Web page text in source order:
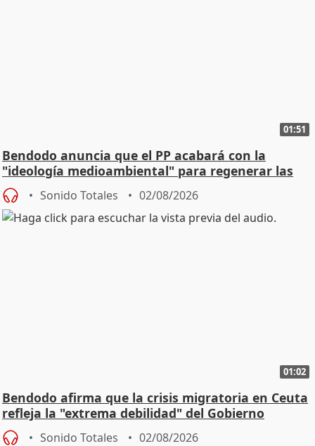
01:51
Bendodo anuncia que el PP acabará con la
"ideología medioambiental" para regenerar las
playas
Sonido Totales 02/08/2026
01:02
Bendodo afirma que la crisis migratoria en Ceuta
refleja la "extrema debilidad" del Gobierno
Sonido Totales 02/08/2026